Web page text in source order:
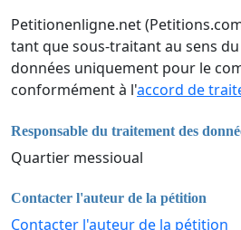
Petitionenligne.net
tant que sous-traitant au sens du
données uniquement pour le
conformément à l'accord de
Responsable du traitement des
Quartier messioual
Contacter l'auteur de la pétition
Contacter l'auteur de la pétition